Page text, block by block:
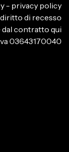
- privacy policy
diritto di recesso
dal contratto qui
03643170040